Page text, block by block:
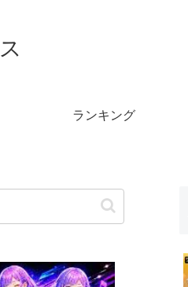
ランキング